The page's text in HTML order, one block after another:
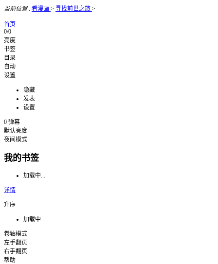
当前位置: 看漫画 > 寻找前世之旅 >
首页
0/0
亮度
书签
目录
自动
设置
隐藏
发表
设置
0 弹幕
默认亮度
夜间模式
我的书签
加载中...
详情
升序
加载中...
卷轴模式
左手翻页
右手翻页
帮助